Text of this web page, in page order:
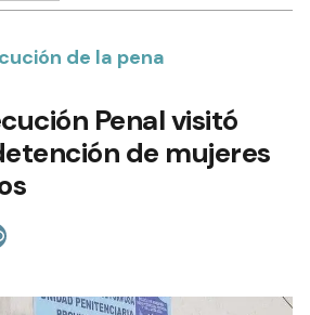
de la pena
Penal visitó
de mujeres